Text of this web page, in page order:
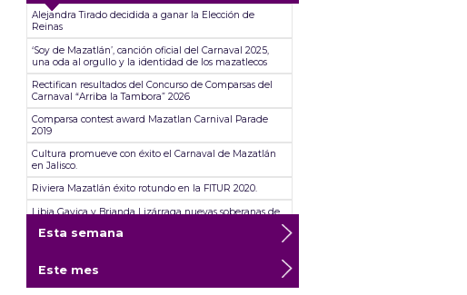
Alejandra Tirado decidida a ganar la Elección de
Reinas
‘Soy de Mazatlán’, canción oficial del Carnaval 2025,
una oda al orgullo y la identidad de los mazatlecos
Rectifican resultados del Concurso de Comparsas del
Carnaval “Arriba la Tambora” 2026
Comparsa contest award Mazatlan Carnival Parade
2019
Cultura promueve con éxito el Carnaval de Mazatlán
en Jalisco.
Riviera Mazatlán éxito rotundo en la FITUR 2020.
Libia Gavica y Brianda Lizárraga nuevas soberanas de
Cultura da a conocer a los ganadores del Concurso de
Esta semana
Este mes